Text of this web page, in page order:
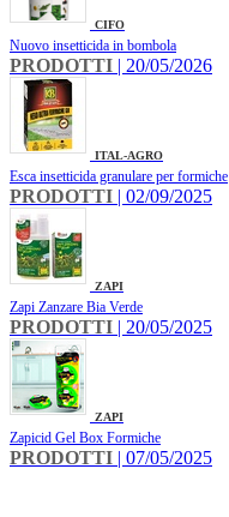
CIFO
Nuovo insetticida in bombola
PRODOTTI | 20/05/2026
ITAL-AGRO
Esca insetticida granulare per formiche
PRODOTTI | 02/09/2025
ZAPI
Zapi Zanzare Bia Verde
PRODOTTI | 20/05/2025
ZAPI
Zapicid Gel Box Formiche
PRODOTTI | 07/05/2025